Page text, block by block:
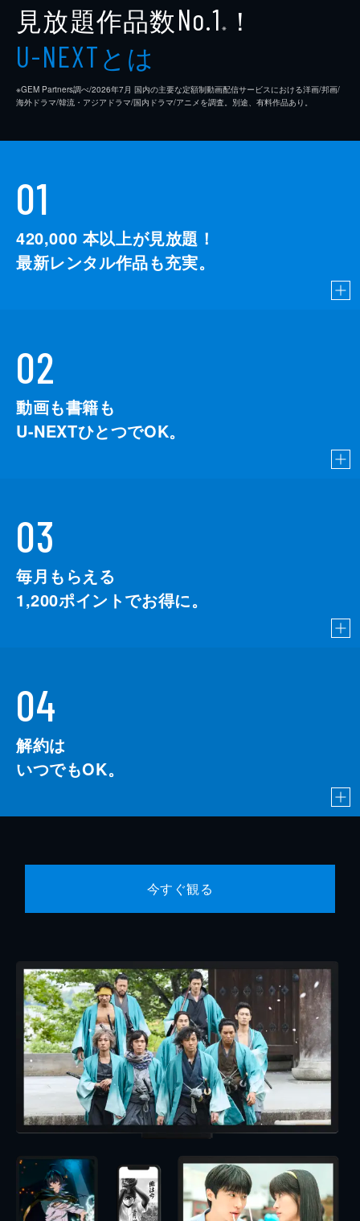
見放題作品数No.1 ※ ！
U-NEXTとは
※GEM Partners調べ/2026年7⽉ 国内の主要な定額制動画配信サービスにおける洋画/邦画/
海外ドラマ/韓流・アジアドラマ/国内ドラマ/アニメを調査。別途、有料作品あり。
01
420,000 本以上が見放題！
最新レンタル作品も充実。
02
動画も書籍も
U-NEXTひとつでOK。
03
毎月もらえる
1,200ポイントでお得に。
04
解約は
いつでもOK。
今すぐ観る